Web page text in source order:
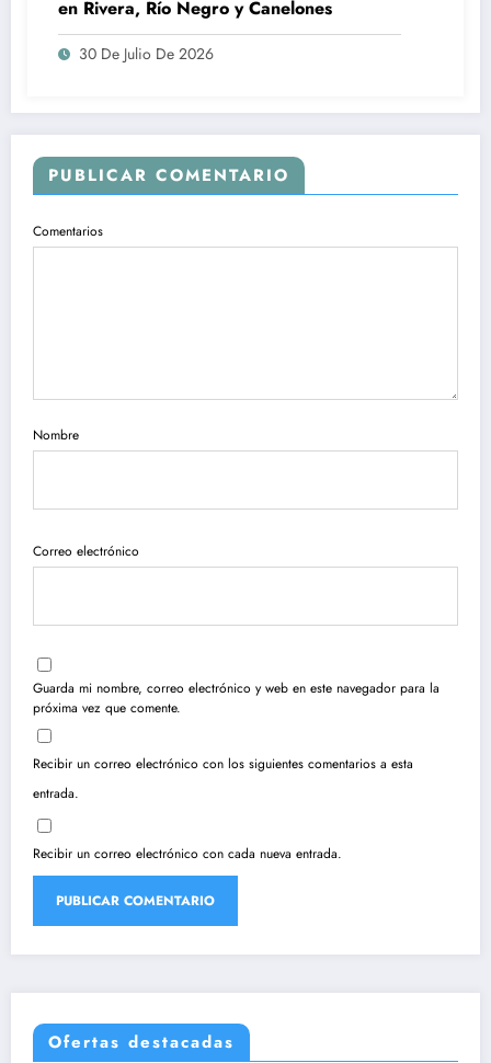
en Rivera, Río Negro y Canelones
30 De Julio De 2026
PUBLICAR COMENTARIO
Comentarios
Nombre
Correo electrónico
Guarda mi nombre, correo electrónico y web en este navegador para la
próxima vez que comente.
Recibir un correo electrónico con los siguientes comentarios a esta
entrada.
Recibir un correo electrónico con cada nueva entrada.
Ofertas destacadas